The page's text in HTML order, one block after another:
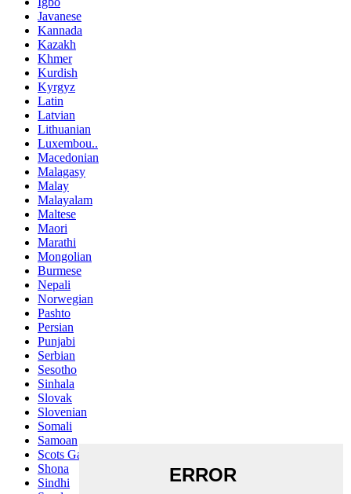
Javanese
Kannada
Kazakh
Khmer
Kurdish
Kyrgyz
Latin
Latvian
Lithuanian
Luxembou..
Macedonian
Malagasy
Malay
Malayalam
Maltese
Maori
Marathi
Mongolian
Burmese
Nepali
Norwegian
Pashto
Persian
Punjabi
Serbian
Sesotho
Sinhala
Slovak
Slovenian
Somali
Samoan
Scots Gaelic
Shona
Sindhi